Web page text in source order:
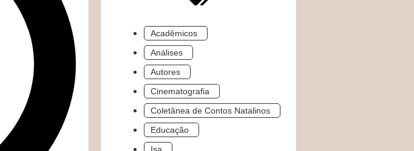
Acadêmicos
Análises
Autores
Cinematografia
Coletânea de Contos Natalinos
Educação